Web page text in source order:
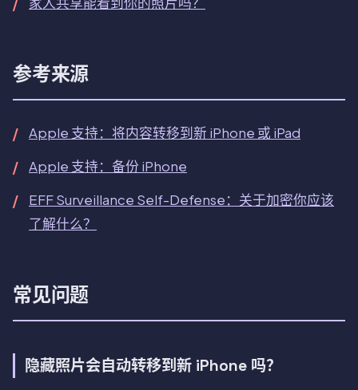
参考来源
Apple 支持：将内容转移到新 iPhone 或 iPad
Apple 支持：备份 iPhone
EFF Surveillance Self-Defense：关于加密你应该
了解什么？
常见问题
隐藏照片会自动转移到新 iPhone 吗？